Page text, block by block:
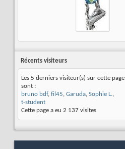
Récents visiteurs
Les 5 derniers visiteur(s) sur cette page
sont :
bruno bdf, fil45, Garuda, Sophie L.,
t-student
Cette page a eu 2 137 visites